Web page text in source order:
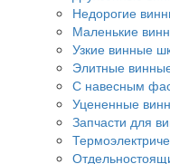
Недорогие
Маленькие
Узкие винные
Элитные
С навесным
Уцененные
Запчасти для